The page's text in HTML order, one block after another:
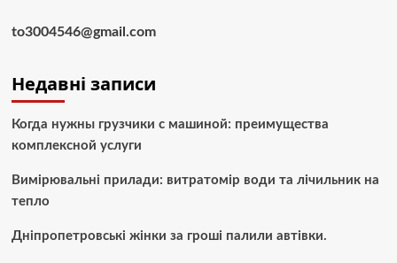
to3004546@gmail.com
Недавні записи
Когда нужны грузчики с машиной: преимущества
комплексной услуги
Вимірювальні прилади: витратомір води та лічильник на
тепло
Дніпропетровські жінки за гроші палили автівки.